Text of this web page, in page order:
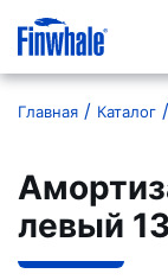
Главная Каталог
левый